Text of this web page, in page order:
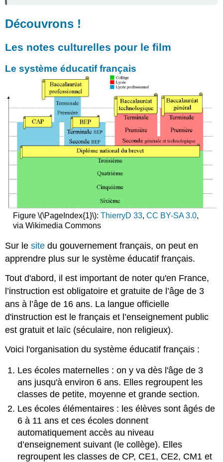
de
en
Les
études
supérieures
et
les
bibliothèques
de
Paris
Profil
:
Lilti
Personnages
Principaux
Personnages
Secondaires
Ressources
ligne
Vocabulaire
Pratiquons
!
Activité
A​
Réponses
Activité
B
Réponses
Activité
C
Découvrons !
Les notes culturelles pour le film
Le système éducatif français
Figure \(\PageIndex{1}\): ThierryD 33, CC BY-SA 3.0,
via Wikimedia Commons
Sur lesite du gouvernement français, on peut en
apprendre plus sur le système éducatif français.
Tout d'abord, il est important de noter qu'en France,
l’instruction est obligatoire et gratuite de l’âge de 3
ans à l’âge de 16 ans. La langue officielle
d'instruction est le français et l’enseignement public
est gratuit et laïc (séculaire, non religieux).
Voici l'organisation du système éducatif français :
Les écoles maternelles : on y va dès l'âge de 3
ans jusqu'à environ 6 ans. Elles regroupent les
classes de petite, moyenne et grande section.
Les écoles élémentaires : les élèves sont âgés de
6 à 11 ans et ces écoles donnent
automatiquement accès au niveau
d’enseignement suivant (le collège). Elles
regroupent les classes de CP, CE1, CE2, CM1 et